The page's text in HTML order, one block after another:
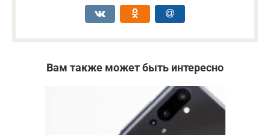
Вам также может быть интересно